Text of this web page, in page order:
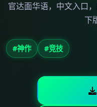
官达面华语，中文入口
下
#神作 #竞技